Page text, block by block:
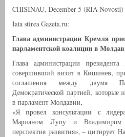
CHISINAU, December 5 (RIA Novosti)
Iata stirea Gazeta.ru:
Глава администрации Кремля
парламентской коалиции в
Глава администрации
совершивший визит в Кишинев,
соглашения между двумя
Демократической партией,
в парламент Молдавии,
«Я провел консультации с
Марианом Лупу и Владимиром
перспектив развития», – цитирует